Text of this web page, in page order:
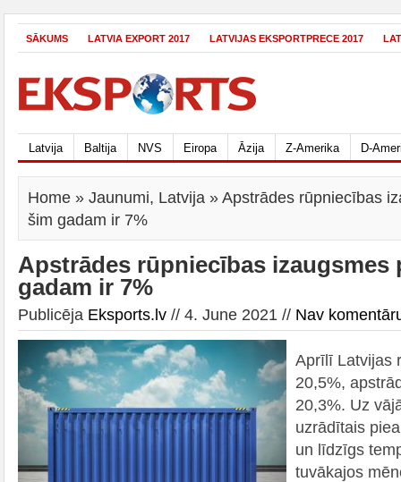
SĀKUMS LATVIA EXPORT 2017 LATVIJAS EKSPORTPRECE 2017
Latvija Baltija NVS Eiropa Āzija Z-Amerika D-
Home » Jaunumi, Latvija » Apstrādes rūpniecības
šim gadam ir 7%
Apstrādes rūpniecības izaugsmes
gadam ir 7%
Publicēja Eksports.lv // 4. June 2021 // Nav
Aprīlī Latvijas
20,5%,
20,3%. Uz
uzrādītais
un līdzīgs
tuvākajos